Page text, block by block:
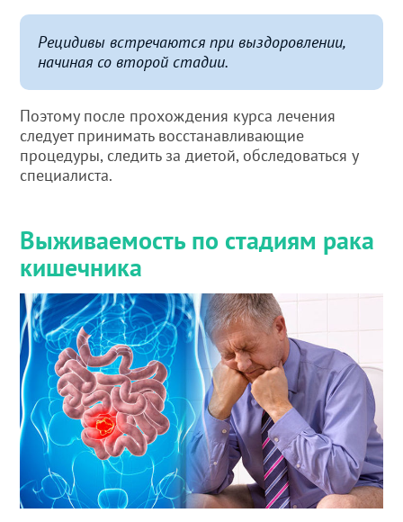
Рецидивы встречаются при выздоровлении,
начиная со второй стадии.
Поэтому после прохождения курса лечения
следует принимать восстанавливающие
процедуры, следить за диетой, обследоваться у
специалиста.
Выживаемость по стадиям рака
кишечника